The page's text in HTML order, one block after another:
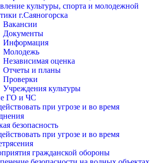
культуры, спорта и молодежной
г.Саяногорска
Вакансии
Документы
Информация
Молодежь
Независимая оценка
Отчеты и планы
Проверки
Учреждения культуры
ГО и ЧС
при угрозе и во время
безопасность
при угрозе и во время
гражданской обороны